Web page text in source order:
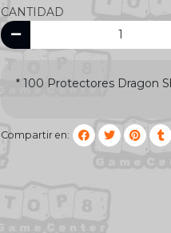
CANTIDAD
* 100 Protectores Dragon
Compartir en: